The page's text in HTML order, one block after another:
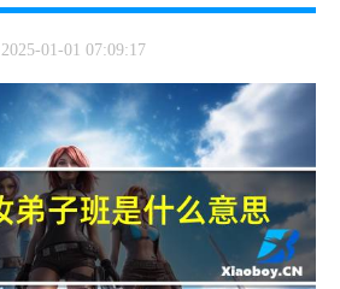
2025-01-01 07:09:17